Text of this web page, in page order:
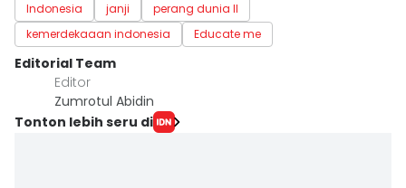
Indonesia janji
perang dunia II
kemerdekaaan indonesia
Educate me
Editorial Team
Editor
Zumrotul Abidin
Tonton lebih seru di